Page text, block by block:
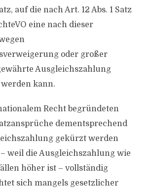
auf die nach Art. 12 Abs. 1 Satz
eine nach dieser
oder großer
Ausgleichszahlung
kann.
Recht begründeten
dementsprechend
gekürzt werden
weil die Ausgleichszahlung wie
höher ist – vollständig
sich mangels gesetzlicher